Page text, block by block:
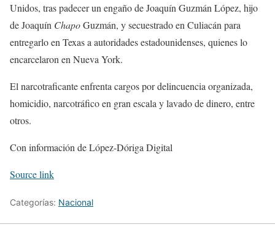
Unidos, tras padecer un engaño de Joaquín Guzmán López, hijo
de Joaquín ChapoGuzmán, y secuestrado en Culiacán para
entregarlo en Texas a autoridades estadounidenses, quienes lo
encarcelaron en Nueva York.
El narcotraficante enfrenta cargos por delincuencia organizada,
homicidio, narcotráfico en gran escala y lavado de dinero, entre
otros.
Con información de López-Dóriga Digital
Source link
Categorías: Nacional